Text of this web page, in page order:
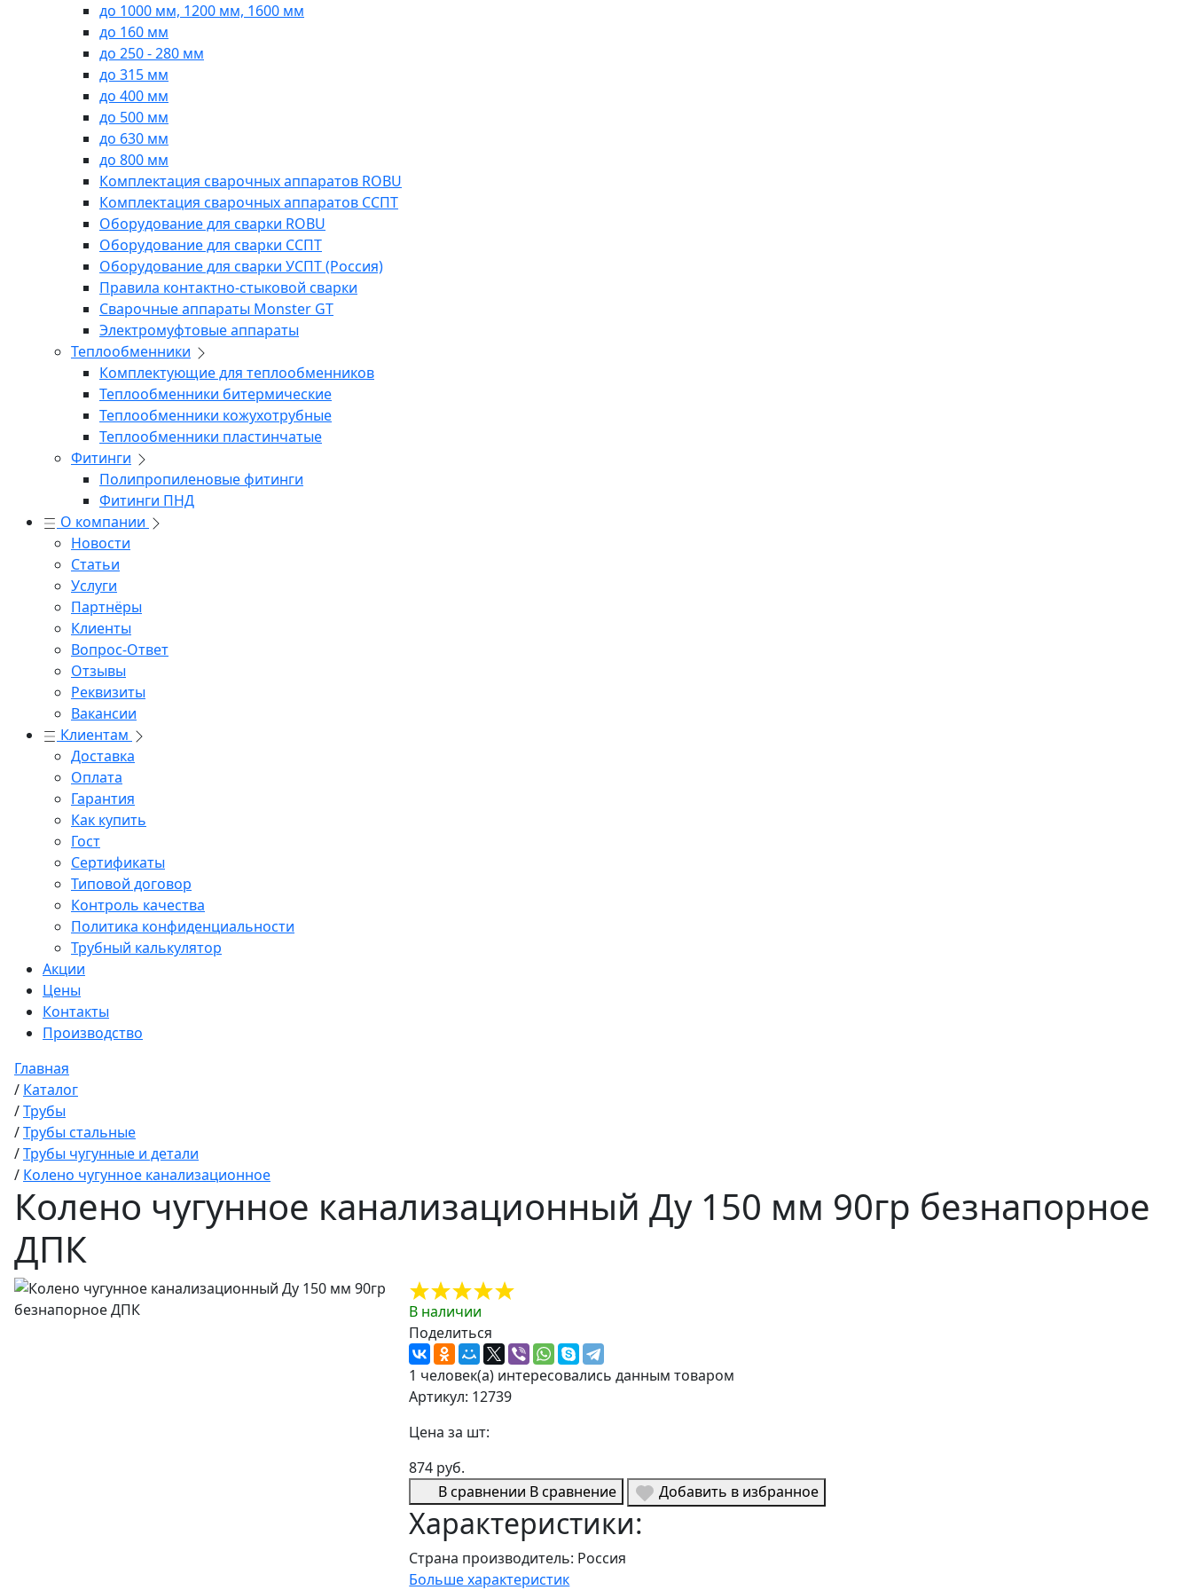
до 1000 мм, 1200 мм, 1600 мм
до 160 мм
до 250 - 280 мм
до 315 мм
до 400 мм
до 500 мм
до 630 мм
до 800 мм
Комплектация сварочных аппаратов ROBU
Комплектация сварочных аппаратов ССПТ
Оборудование для сварки ROBU
Оборудование для сварки ССПТ
Оборудование для сварки УСПТ (Россия)
Правила контактно-стыковой сварки
Сварочные аппараты Monster GT
Электромуфтовые аппараты
Теплообменники
Комплектующие для теплообменников
Теплообменники битермические
Теплообменники кожухотрубные
Теплообменники пластинчатые
Фитинги
Полипропиленовые фитинги
Фитинги ПНД
О компании
Новости
Статьи
Услуги
Партнёры
Клиенты
Вопрос-Ответ
Отзывы
Реквизиты
Вакансии
Клиентам
Доставка
Оплата
Гарантия
Как купить
Гост
Сертификаты
Типовой договор
Контроль качества
Политика конфиденциальности
Трубный калькулятор
Акции
Цены
Контакты
Производство
Главная
/ Каталог
/Трубы
/Трубы стальные
/Трубы чугунные и детали
/ Колено чугунное канализационное
Колено чугунное канализационный Ду 150 мм 90гр безнапорное
ДПК
В наличии
Поделиться
1 человек(а) интересовались данным товаром
Артикул: 12739
Цена за шт:
874 руб.
В сравнении В сравнение Добавить в избранное
Характеристики:
Страна производитель: Россия
Больше характеристик